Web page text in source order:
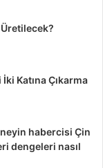
Katına Çıkarma
habercisi Çin
dengeleri nasıl